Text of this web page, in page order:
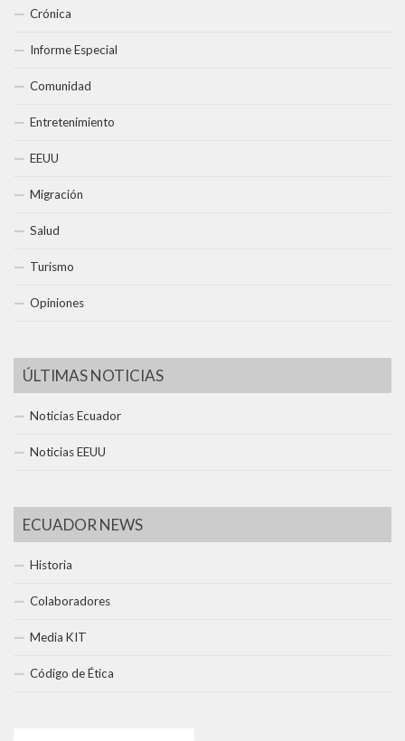
Crónica
Informe Especial
Comunidad
Entretenimiento
EEUU
Migración
Salud
Turismo
Opiniones
ÚLTIMAS NOTICIAS
Noticias Ecuador
Noticias EEUU
ECUADOR NEWS
Historia
Colaboradores
Media KIT
Código de Ética